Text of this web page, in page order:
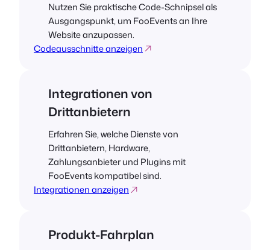
Nutzen Sie praktische Code-Schnipsel als
Ausgangspunkt, um FooEvents an Ihre
Website anzupassen.
Codeausschnitte anzeigen
Integrationen von
Drittanbietern
Erfahren Sie, welche Dienste von
Drittanbietern, Hardware,
Zahlungsanbieter und Plugins mit
FooEvents kompatibel sind.
Integrationen anzeigen
Produkt-Fahrplan